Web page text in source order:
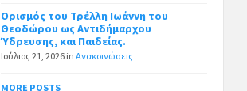
Ορισμός του Τρέλλη Ιωάννη του
Θεοδώρου ως Αντιδήμαρχου
Ύδρευσης, και Παιδείας.
Ιούλιος 21, 2026 inΑνακοινώσεις
MORE POSTS